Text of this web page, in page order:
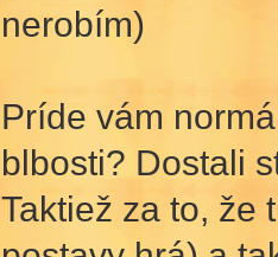
nerobím)
Príde vám
blbosti? Dostali
Taktiež za to, že